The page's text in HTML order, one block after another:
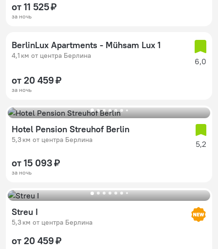
от 11 525 ₽
за ночь
BerlinLux Apartments - Mühsam Lux 1
4,1 км от центра Берлина
6,0
от 20 459 ₽
за ночь
Hotel Pension Streuhof Berlin
5,3 км от центра Берлина 5,2
от 15 093 ₽
за ночь
Streu I
5,3 км от центра Берлина
от 20 459 ₽